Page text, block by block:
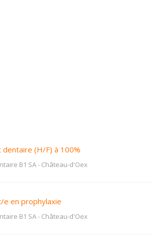
dentaire (H/F) à 100%
B1 SA- Château-d'Oex
e en prophylaxie
B1 SA- Château-d'Oex